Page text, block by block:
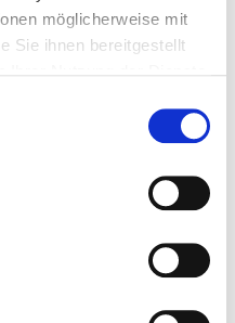
möglicherweise mit
Sie ihnen bereitgestellt
die Grundlage
bildet.
ich die